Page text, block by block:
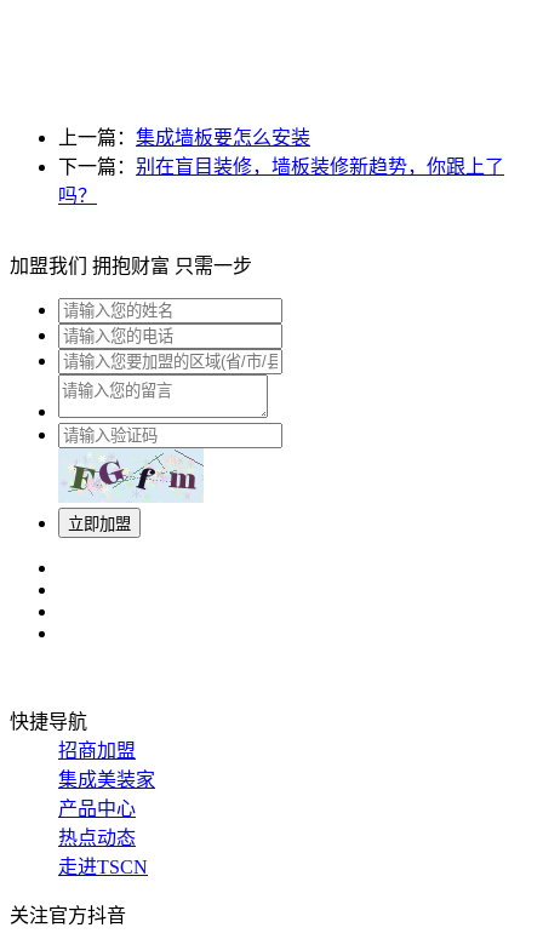
上一篇： 集成墙板要怎么安装
下一篇： 别在盲目装修，墙板装修新趋势，你跟上了
吗？
加盟我们 拥抱财富 只需一步
立即加盟
快捷导航
招商加盟
集成美装家
产品中心
热点动态
走进TSCN
关注官方抖音